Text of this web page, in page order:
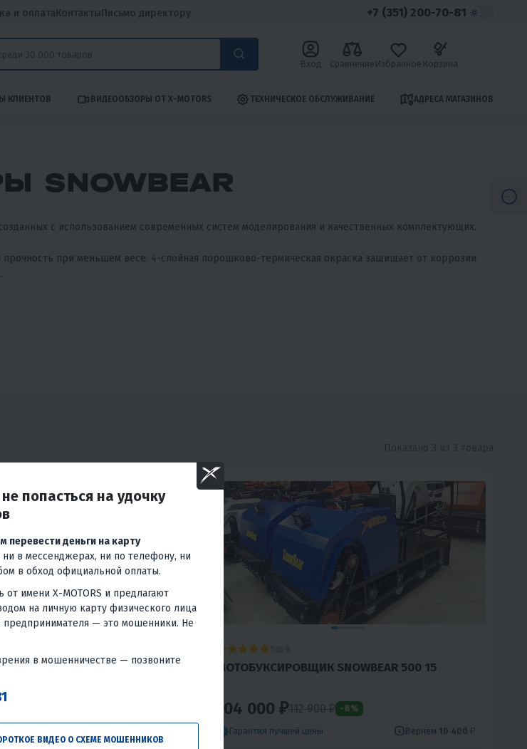
и оплатаКонтактыПисьмо директору +7 (351) 200-70-81
Вход Сравнение Избранное Корзина
КЛИЕНТОВ ВИДЕООБЗОРЫ ОТ X-MOTORS ТЕХНИЧЕСКОЕ ОБСЛУЖИВАНИЕ АДРЕСА МАГАЗИНОВ
SNOWBEAR
с использованием современных систем моделирования и качественных комплектующих.
прочность при меньшем весе. 4-слойная порошково-термическая окраска защищает от коррозии.
SNOWBEAR 600 15 МОТОБУКСИРОВЩИК SNOWBEAR 500 15
104 000 ₽112 900 ₽ -8%
Гарантия лучшей цены Вернём 10 400 ₽
попасться на удочку
перевести деньги на карту
в мессенджерах, ни по телефону, ни
в обход официальной оплаты.
от имени X-MOTORS и предлагают
на личную карту физического лица
предпринимателя — это мошенники. Не
в мошенничестве — позвоните
ВИДЕО О СХЕМЕ МОШЕННИКОВ